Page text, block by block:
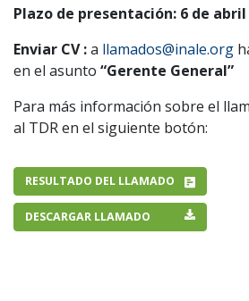
Plazo de presentación: 6 de abril
Enviar CV :a llamados@inale.org
en el asunto “Gerente General”
Para más información sobre el
al TDR en el siguiente botón:
RESULTADO DEL LLAMADO
DESCARGAR LLAMADO